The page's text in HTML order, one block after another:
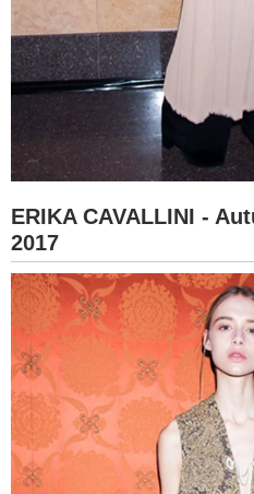
ERIKA CAVALLINI -
2017